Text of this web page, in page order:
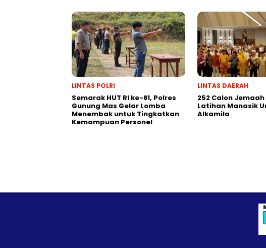
LINTAS POLRI
Semarak HUT RI ke-81, Polres
Gunung Mas Gelar Lomba
Menembak untuk Tingkatkan
Kemampuan Personel
LINTAS DAERAH
252 Calon
Latihan Manasik
Alkamila